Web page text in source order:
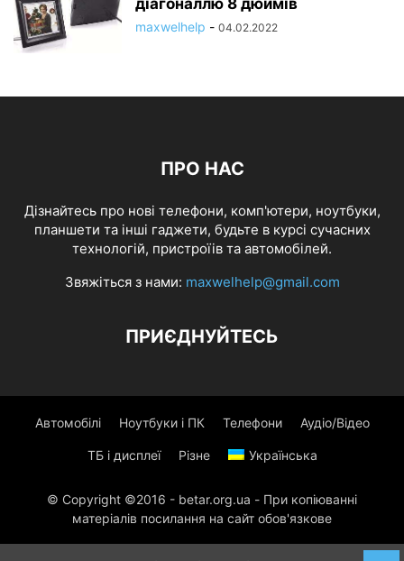
діагоналлю 8 дюймів
maxwelhelp - 04.02.2022
ПРО НАС
Дізнайтесь про нові телефони, комп'ютери, ноутбуки,
планшети та інші гаджети, будьте в курсі сучасних
технологій, пристроїів та автомобілей.
Звяжіться з нами: maxwelhelp@gmail.com
ПРИЄДНУЙТЕСЬ
Автомобілі Ноутбуки і ПК Телефони Аудіо/Відео
ТБ і дисплеї Різне Українська
© Copyright ©2016 - betar.org.ua - При копіюванні
матеріалів посилання на сайт обов'язкове